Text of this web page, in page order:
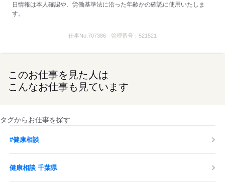
日情報は本人確認や、労働基準法に沿った年齢かの確認に使用いたしま
す。
仕事No.707386 管理番号： 521521
このお仕事を見た人は
こんなお仕事も見ています
タグからお仕事を探す
#健康相談
健康相談 千葉県